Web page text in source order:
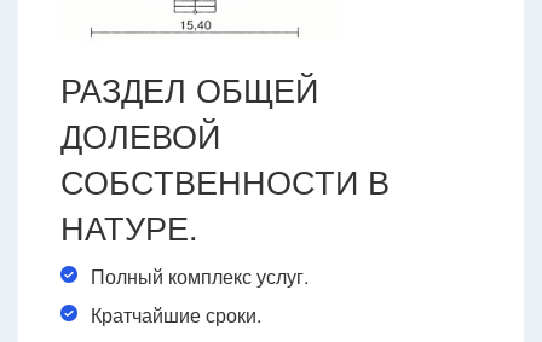
РАЗДЕЛ ОБЩЕЙ
ДОЛЕВОЙ
СОБСТВЕННОСТИ В
НАТУРЕ.
Полный комплекс услуг.
Кратчайшие сроки.